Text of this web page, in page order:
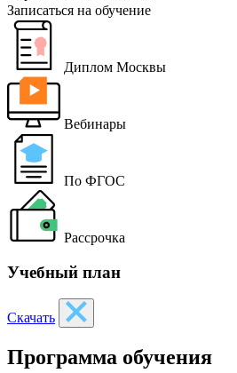
Записаться на обучение
Диплом Москвы
Вебинары
По ФГОС
Рассрочка
Учебный план
Скачать
Программа обучения